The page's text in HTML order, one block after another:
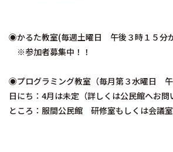
◉かるた教室(毎週土曜日 午後３時１５分
※参加者募集中！！
◉プログラミング教室（毎月第３水曜日 午
日にち：4月は未定（詳しくは公民館へお問
ところ：服間公民館 研修室もしくは会議室